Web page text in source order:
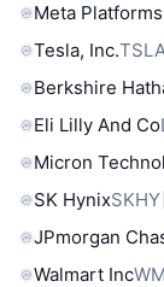
Meta
Tesla, Inc.
Berkshire
Eli Lilly And Co
Micron
SK HynixSKHY
JPmorgan
Walmart Inc